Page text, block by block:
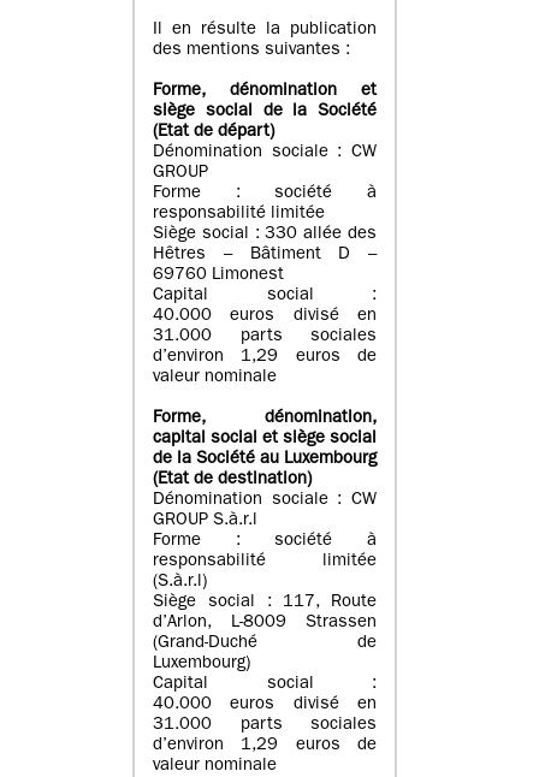
Il en résulte la publication
des mentions suivantes :
Forme, dénomination et
siège social de la Société
(Etatde départ)
Dénomination sociale : CW
GROUP
Forme : société à
responsabilité limitée
Siège social : 330 allée des
Hêtres – Bâtiment D –
69760 Limonest
Capital social :
40.000 euros divisé en
31.000 parts sociales
d’environ 1,29 euros de
valeur nominale
Forme, dénomination,
capital social et siège social
de la Société au Luxembourg
(Etat de destination)
Dénomination sociale : CW
GROUP S.à.r.l
Forme : société à
responsabilité limitée
(S.à.r.l)
Siège social : 117, Route
d’Arlon, L-8009 Strassen
(Grand-Duché de
Luxembourg)
Capital social :
40.000 euros divisé en
31.000 parts sociales
d’environ 1,29 euros de
valeur nominale